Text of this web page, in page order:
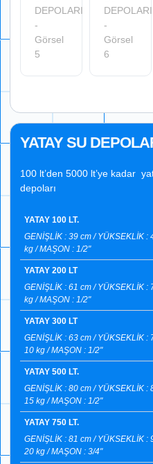
YATAY SU
100 lt’den 5000 lt’ye kadar
depoları
YATAY 100 LT.
GENİŞLİK : 39 cm / YÜKSEKLİK :
kg / MAŞON : 1/2"
YATAY 200 LT
GENİŞLİK : 61 cm / YÜKSEKLİK :
kg / MAŞON : 1/2"
YATAY 300 LT
GENİŞLİK : 63 cm / YÜKSEKLİK :
10 kg / MAŞON : 1/2"
YATAY 500 LT.
GENİŞLİK : 80 cm / YÜKSEKLİK :
15 kg / MAŞON : 1/2"
YATAY 750 LT.
GENİŞLİK : 81 cm / YÜKSEKLİK :
20 kg / MAŞON : 3/4"